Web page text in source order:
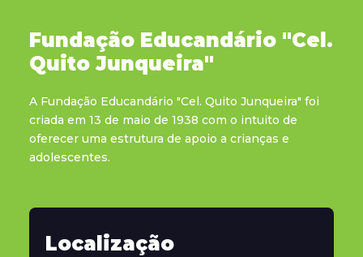
Fundação Educandário "Cel.
Quito Junqueira"
A Fundação Educandário "Cel. Quito Junqueira" foi
criada em 13 de maio de 1938 com o intuito de
oferecer uma estrutura de apoio a crianças e
adolescentes.
Localização